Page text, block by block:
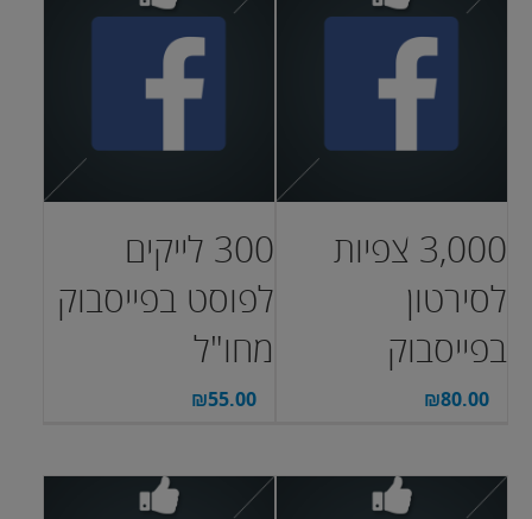
3,000 צפיות
לסירטון
בפייסבוק
₪80.00
300 לייקים
לפוסט בפייסבוק
מחו"ל
₪55.00